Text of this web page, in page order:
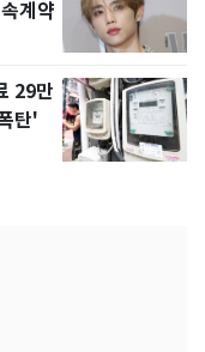
계약
29만
탄'